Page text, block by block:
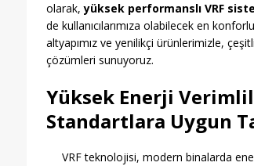
olarak,yüksek performanslı VRF
de kullanıcılarımıza olabilecek en
altyapımız ve yenilikçi ürünlerimizle,
çözümleri sunuyoruz.
Yüksek Enerji
Standartlara Uygun
VRF teknolojisi, modern binalarda